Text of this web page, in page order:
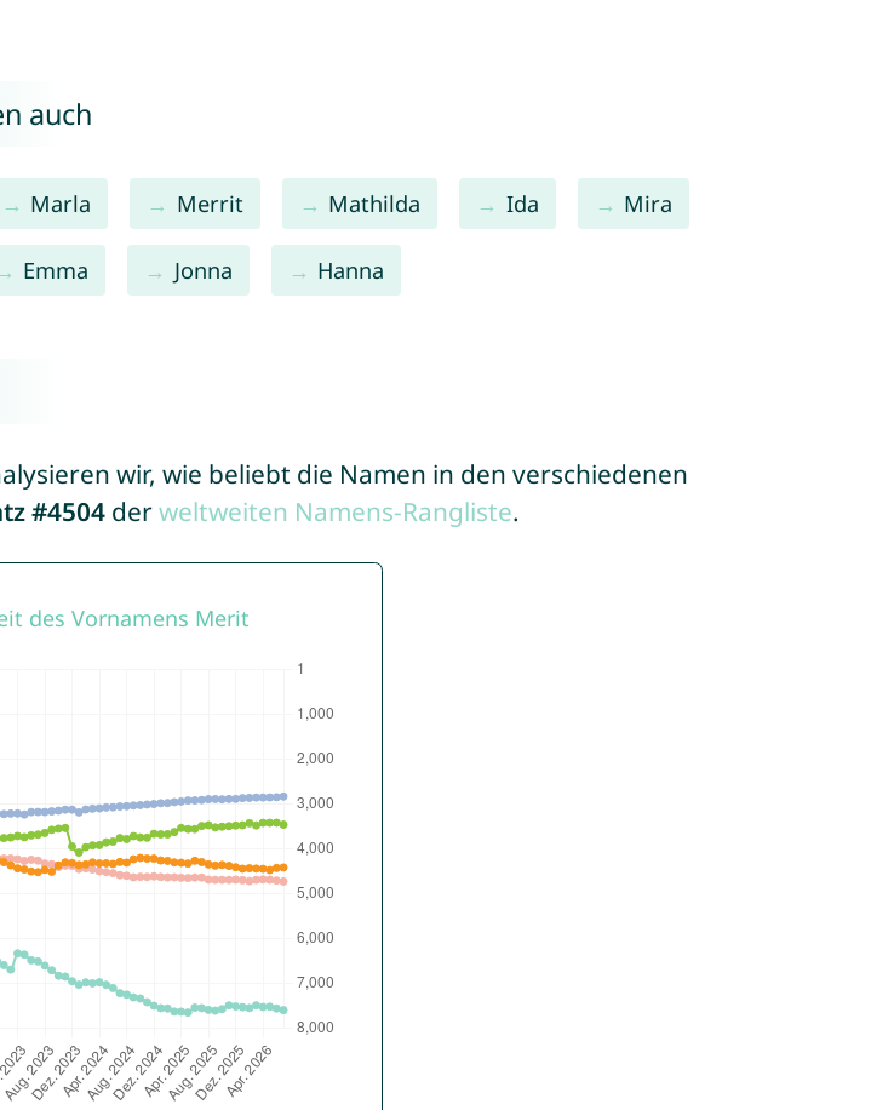
auch
Marla Merrit Mathilda Ida Mira
Emma Jonna Hanna
wir, wie beliebt die Namen in den verschiedenen
#4504derweltweiten Namens-Rangliste.